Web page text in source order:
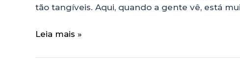
tão tangíveis. Aqui, quando a gente vê, está
Leia mais »